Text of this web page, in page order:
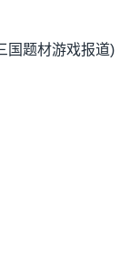
国题材游戏报道)